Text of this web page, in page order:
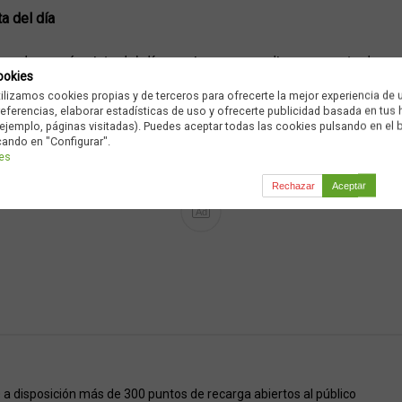
del día
más vista del día gracias a promediar una cuota de
puntos de share.Telecinco queda fuera de la puja,
a Cuatro, que no pasa del 6,3%.
Ad
a disposición más de 300 puntos de recarga abiertos al público
cookies propias y de terceros para ofrecerte la mejor experiencia de
elaborar estadísticas de uso y ofrecerte publicidad basada en tus
páginas visitadas). Puedes aceptar todas las cookies pulsando en el
en "Configurar".
Rechazar Aceptar